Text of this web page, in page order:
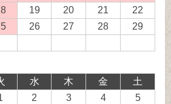
業
務
休
日
務
休
務
休
務
休
務
休
務
休
発
送
務
19 20 21
22
発
26 27 28
29
水 木 金
土
2 3 4
5